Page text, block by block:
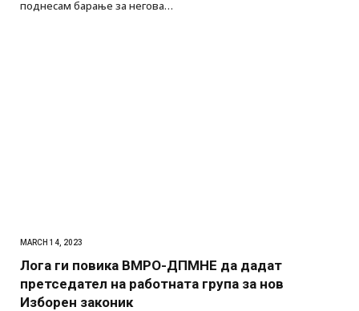
поднесам барање за негова…
MARCH 14, 2023
Лога ги повика ВМРО-ДПМНЕ да дадат
претседател на работната група за нов
Изборен законик